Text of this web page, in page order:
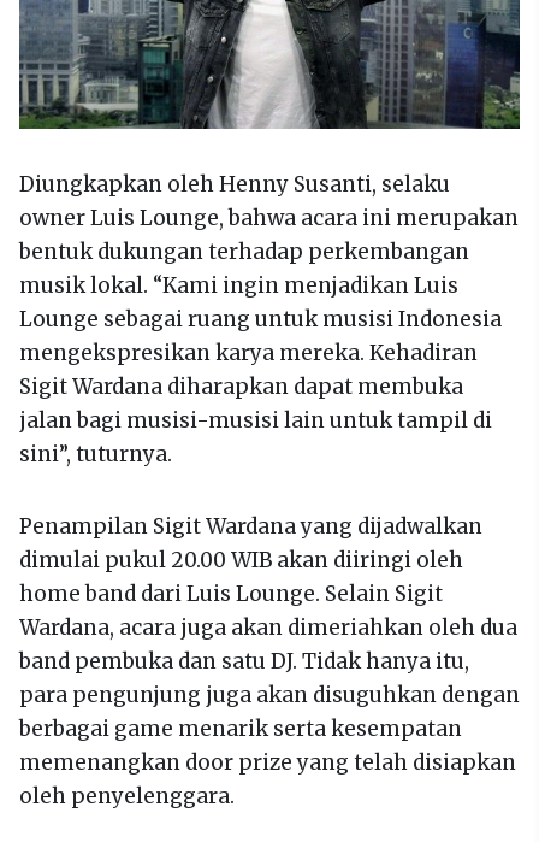
Diungkapkan oleh Henny Susanti, selaku
owner Luis Lounge, bahwa acara ini merupakan
bentuk dukungan terhadap perkembangan
musik lokal. “Kami ingin menjadikan Luis
Lounge sebagai ruang untuk musisi Indonesia
mengekspresikan karya mereka. Kehadiran
Sigit Wardana diharapkan dapat membuka
jalan bagi musisi-musisi lain untuk tampil di
sini”, tuturnya.
Penampilan Sigit Wardana yang dijadwalkan
dimulai pukul 20.00 WIB akan diiringi oleh
home band dari Luis Lounge. Selain Sigit
Wardana, acara juga akan dimeriahkan oleh dua
band pembuka dan satu DJ. Tidak hanya itu,
para pengunjung juga akan disuguhkan dengan
berbagai game menarik serta kesempatan
memenangkan door prize yang telah disiapkan
oleh penyelenggara.